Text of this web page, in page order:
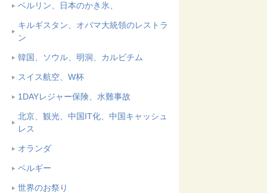
ベルリン、日本のかき氷、
キルギスタン、オバマ大統領のレストラ
ン
韓国、ソウル、明洞、カルビチム
スイス航空、W杯
1DAYレジャー保険、水難事故
北京、観光、中国IT化、中国キャッシュ
レス
オランダ
ベルギー
世界のお祭り